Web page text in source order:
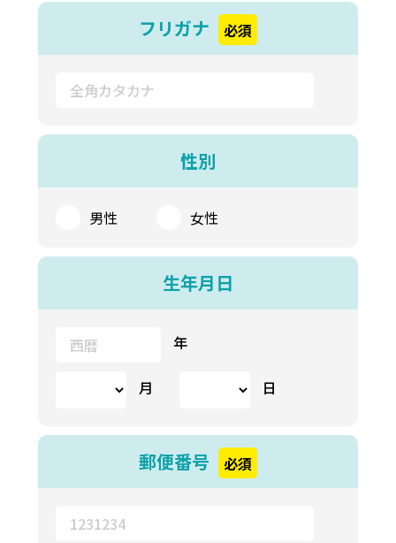
フリガナ 必須
性別
男性 女性
生年月日
年
月 日
郵便番号 必須